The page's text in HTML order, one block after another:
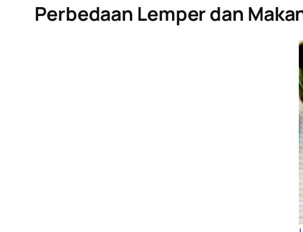
Perbedaan Lemper dan